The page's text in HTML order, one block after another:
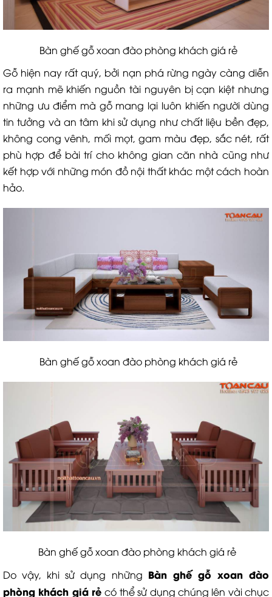
Bàn ghế gỗ xoan đào phòng khách giá rẻ
Gỗ hiện nay rất quý, bởi nạn phá rừng ngày càng diễn
ra mạnh mẽ khiến nguồn tài nguyên bị cạn kiệt nhưng
những ưu điểm mà gỗ mang lại luôn khiến người dùng
tin tưởng và an tâm khi sử dụng như chất liệu bền đẹp,
không cong vênh, mối mọt, gam màu đẹp, sắc nét, rất
phù hợp để bài trí cho không gian căn nhà cũng như
kết hợp với những món đồ nội thất khác một cách hoàn
hảo.
Bàn ghế gỗ xoan đào phòng khách giá rẻ
Bàn ghế gỗ xoan đào phòng khách giá rẻ
Do vậy, khi sử dụng những Bàn ghế gỗ xoan đào
phòng khách giá rẻcó thể sử dụng chúng lên vài chục